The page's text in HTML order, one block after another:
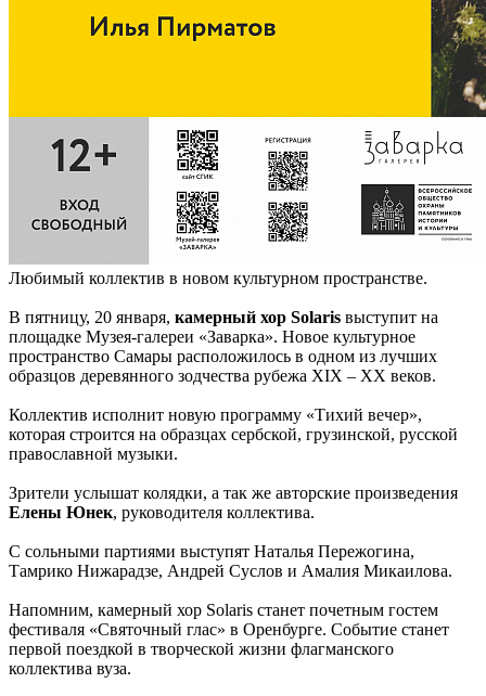
Любимый коллектив в новом культурном пространстве.
В пятницу, 20 января, камерный хор Solaris выступит на
площадке Музея-галереи «Заварка». Новое культурное
пространство Самары расположилось в одном из лучших
образцов деревянного зодчества рубежа XIX – XX веков.
Коллектив исполнит новую программу «Тихий вечер»,
которая строится на образцах сербской, грузинской, русской
православной музыки.
Зрители услышат колядки, а так же авторские произведения
Елены Юнек, руководителя коллектива.
С сольными партиями выступят Наталья Пережогина,
Тамрико Нижарадзе, Андрей Суслов и Амалия Микаилова.
Напомним, камерный хор Solaris станет почетным гостем
фестиваля «Святочный глас» в Оренбурге. Событие станет
первой поездкой в творческой жизни флагманского
коллектива вуза.